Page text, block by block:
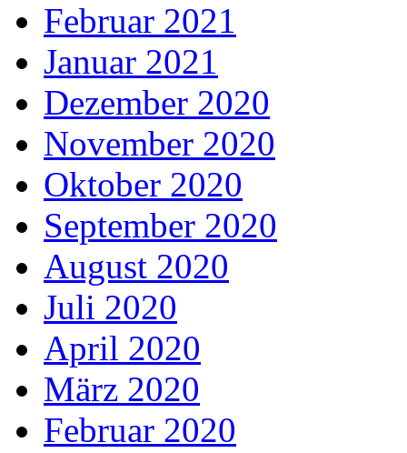
Februar 2021
Januar 2021
Dezember 2020
November 2020
Oktober 2020
September 2020
August 2020
Juli 2020
April 2020
März 2020
Februar 2020